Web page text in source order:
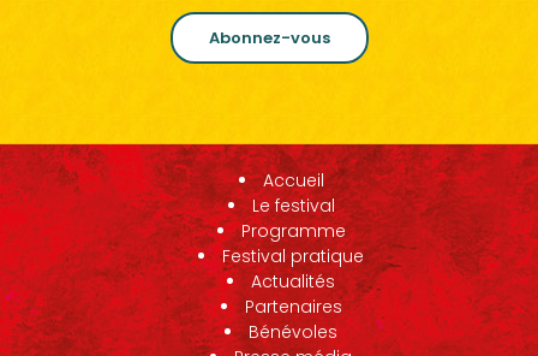
Abonnez-vous
Accueil
Le festival
Programme
Festival pratique
Actualités
Partenaires
Bénévoles